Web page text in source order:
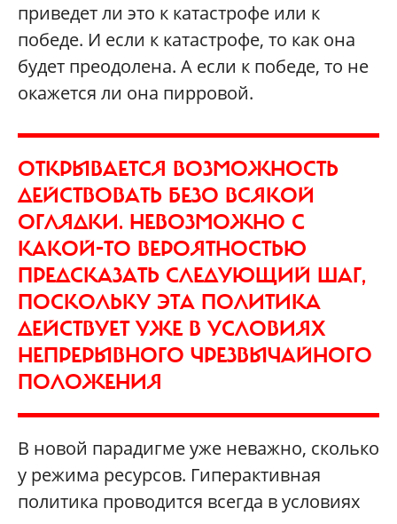
приведет ли это к катастрофе или к
победе. И если к катастрофе, то как она
будет преодолена. А если к победе, то не
окажется ли она пирровой.
ОТКРЫВАЕТСЯ ВОЗМОЖНОСТЬ
ДЕЙСТВОВАТЬ БЕЗО ВСЯКОЙ
ОГЛЯДКИ. НЕВОЗМОЖНО С
КАКОЙ-ТО ВЕРОЯТНОСТЬЮ
ПРЕДСКАЗАТЬ СЛЕДУЮЩИЙ ШАГ,
ПОСКОЛЬКУ ЭТА ПОЛИТИКА
ДЕЙСТВУЕТ УЖЕ В УСЛОВИЯХ
НЕПРЕРЫВНОГО ЧРЕЗВЫЧАЙНОГО
ПОЛОЖЕНИЯ
В новой парадигме уже неважно, сколько
у режима ресурсов. Гиперактивная
политика проводится всегда в условиях